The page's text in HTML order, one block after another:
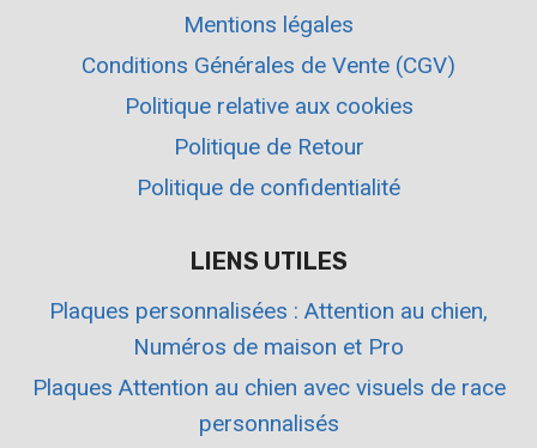
Mentions légales
Conditions Générales de Vente (CGV)
Politique relative aux cookies
Politique de Retour
Politique de confidentialité
LIENS UTILES
Plaques personnalisées : Attention au chien,
Numéros de maison et Pro
Plaques Attention au chien avec visuels de race
personnalisés